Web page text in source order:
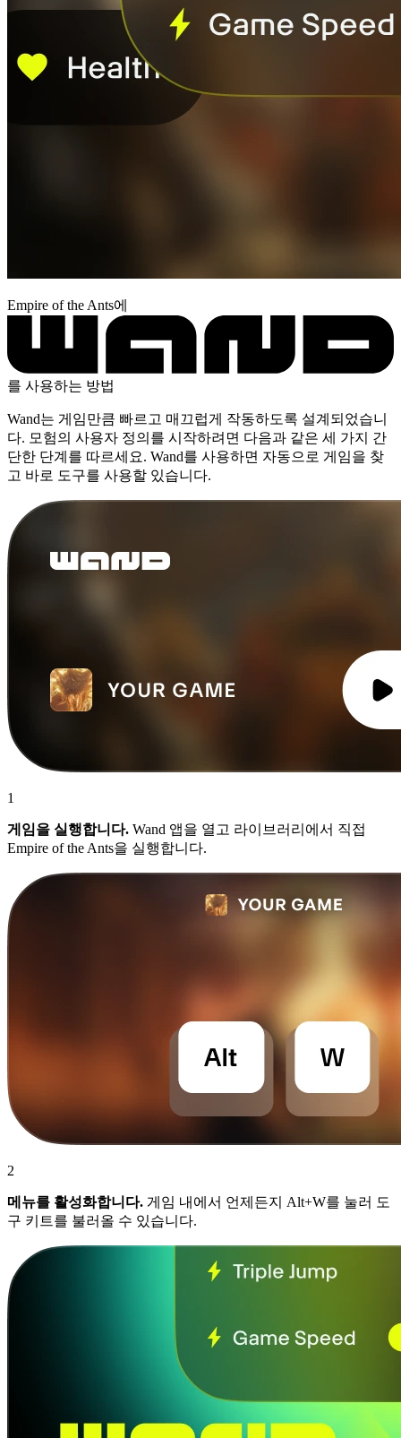
Empire of the Ants에
를 사용하는 방법
Wand는 게임만큼 빠르고 매끄럽게 작동하도록 설계되었습니
다. 모험의 사용자 정의를 시작하려면 다음과 같은 세 가지 간
단한 단계를 따르세요. Wand를 사용하면 자동으로 게임을 찾
고 바로 도구를 사용할 있습니다.
1
게임을 실행합니다. Wand 앱을 열고 라이브러리에서 직접
Empire of the Ants을 실행합니다.
2
메뉴를 활성화합니다. 게임 내에서 언제든지 Alt+W를 눌러 도
구 키트를 불러올 수 있습니다.